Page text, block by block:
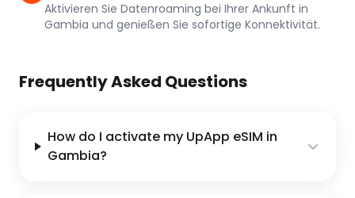
Aktivieren Sie Datenroaming bei Ihrer Ankunft in
Gambia und genießen Sie sofortige Konnektivität.
Frequently Asked Questions
How do I activate my UpApp eSIM in
Gambia?